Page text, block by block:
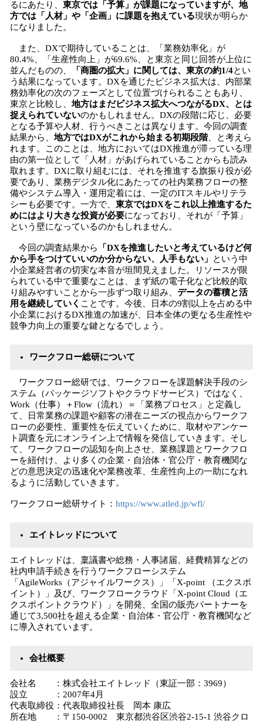
るにあたり、 東京では「予算」が課題になっていますが、地
方では「人材」や「企画」に課題を抱えている現状が明らか
になりました。
また、DXで期待していることは、「業務効率化」が
80.4%、「生産性向上」が69.6%、と東京と同じ回答が上位に
並んだものの、
「商圏の拡大」に関しては、東京の約1/4とい
う結果になっています。DXを通じたビジネス拡大は、内部業
務効率化の次のフェーズとして位置づけられることもあり、
東京と比較し、地方はまだビジネス拡大へつながるDX、とは
捉えられていないのかもしれません。DXの段階に応じ、必要
となる予算や人材、行うべきことは異なります。今回の調査
結果から、地方ではDXがこれから始まる初期段階、と考えら
れます。このことは、地方においてはDX推進が滞っている理
由の第一位として「人材」があげられていることからも読み
取れます。DXに取り組むには、それを推進する旗振り役が必
要であり、業務デジタル化にあたっての社内業務フローの整
備やシステム導入・運用定着には、一定のITスキルやリテラ
シーも必要です。一方で、 東京ではDXをこれ以上推進するた
めにはより大きな投資が必要になっており、それが「予算」
という壁になっているのかもしれません。
今回の調査結果から
「DXを推進したいと考えているけど何
から手をつけていいのか分からない、人手もない」
という中
小企業経営者の切実な本音が垣間見えました。リソースが限
られている中で重要なことは、まず紙の電子化など比較的取
り組みやすいことから一歩ずつ取り組み、 データの蓄積と活
用を継続していく ことです。今後、日本の9割以上を占める中
小企業におけるDX推進の加速が、日本全体の更なる生産性や
競争力向上の重要な鍵となるでしょう。
ワークフロー総研について
ワークフロー総研では、ワークフローを課題解決手段のシ
ステム（パッケージソフトやクラウドサービス）ではなく、
Work（仕事）＋Flow（流れ）＝「業務プロセス」と定義し
て、日常業務の課題や顧客の潜在ニーズの視点からワークフ
ローの必要性、重要性を伝えていくために、取材やアンケー
ト調査を元にオンライン上で情報を発信していきます。そし
て、ワークフローの認知を向上させ、業務課題とワークフロ
ーを紐付け、より多くの企業・自治体・官公庁・教育機関な
どの意思決定の迅速化や業務改革、生産性向上の一助になれ
るように活動していきます。
ワークフロー総研サイト： https://www.atled.jp/wfl/
エイトレッドについて
エイトレッドは、稟議書や総務・人事諸届、経費精算などの
社内申請手続きを行うワークフローシステム
「AgileWorks（アジャイルワークス）」「X-point （エクスポ
イント）」及び、ワークフロークラウド「X-point Cloud（エ
クスポイントクラウド）」を開発、全国の販売パートナーを
通じて3,500社を超える企業・自治体・官公庁・教育機関など
に導入されています。
会社概要
会社名 ：株式会社エイトレッド（東証一部：3969）
設立 ：2007年4月
代表取締役：代表取締役社長 岡本 康広
所在地 ：〒150-0002 東京都渋谷区渋谷2-15-1 渋谷クロ